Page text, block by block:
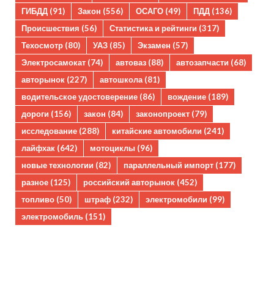
ГИБДД (91) Закон (556) ОСАГО (49) ПДД (136)
Происшествия (56) Статистика и рейтинги (317)
Техосмотр (80) УАЗ (85) Экзамен (57)
Электросамокат (74) автоваз (88) автозапчасти (68)
авторынок (227) автошкола(81)
водительское удостоверение (86) вождение (189)
дороги (156) закон (84) законопроект (79)
исследование (288) китайские автомобили (241)
лайфхак (642) мотоциклы (96)
новые технологии (82) параллельный импорт (177)
разное (125) российский авторынок (452)
топливо (50) штраф (232) электромобили (99)
электромобиль (151)